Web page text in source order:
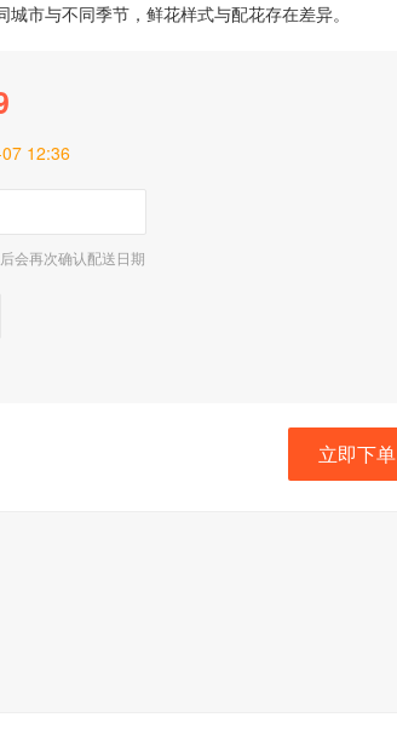
市与不同季节，鲜花样式与配花存在差异。
12:36
会再次确认配送日期
立即下单